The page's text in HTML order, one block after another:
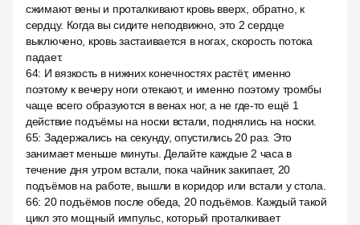
сжимают вены и проталкивают кровь вверх, обратно, к
сердцу. Когда вы сидите неподвижно, это 2 сердце
выключено, кровь застаивается в ногах, скорость потока
падает.
64: И вязкость в нижних конечностях растёт, именно
поэтому к вечеру ноги отекают, и именно поэтому тромбы
чаще всего образуются в венах ног, а не где-то ещё 1
действие подъёмы на носки встали, поднялись на носки.
65: Задержались на секунду, опустились 20 раз. Это
занимает меньше минуты. Делайте каждые 2 часа в
течение дня утром встали, пока чайник закипает, 20
подъёмов на работе, вышли в коридор или встали у стола.
66: 20 подъёмов после обеда, 20 подъёмов. Каждый такой
цикл это мощный импульс, который проталкивает